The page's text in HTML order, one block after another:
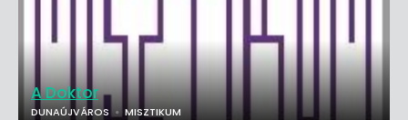
A Doktor
DUNAÚJVÁROS MISZTIKUM